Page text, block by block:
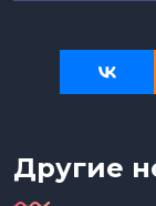
Другие